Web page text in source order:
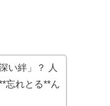
い絆」？ 人
忘れとる**ん